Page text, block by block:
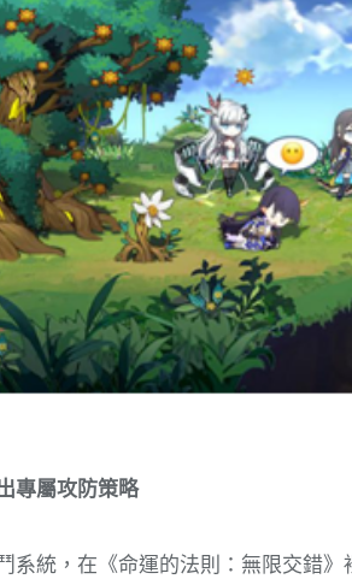
專屬攻防策略
系統，在《命運的法則：無限交錯》